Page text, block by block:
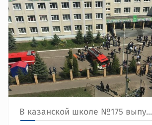
В казанской школе №175 выпу...